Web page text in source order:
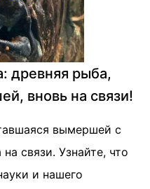
древняя рыба,
вновь на связи!
вымершей с
связи. Узнайте, что
и нашего